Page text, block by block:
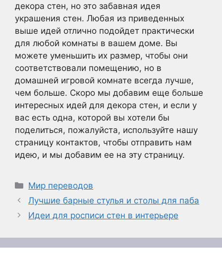
декора стен, но это забавная идея
украшения стен. Любая из приведенных
выше идей отлично подойдет практически
для любой комнаты в вашем доме. Вы
можете уменьшить их размер, чтобы они
соответствовали помещению, но в
домашней игровой комнате всегда лучше,
чем больше. Скоро мы добавим еще больше
интересных идей для декора стен, и если у
вас есть одна, которой вы хотели бы
поделиться, пожалуйста, используйте нашу
страницу контактов, чтобы отправить нам
идею, и мы добавим ее на эту страницу.
Рубрики
Мир переводов
Лучшие барные стулья и столы для паба
Идеи для росписи стен в интерьере